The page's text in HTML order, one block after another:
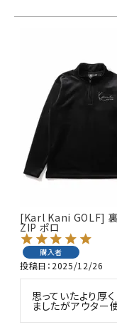
キーワードから
価格から探す
並び順
[Karl Kani GOLF] 裏
ZIP ポロ
購入者
投稿日 2025/12/26
思っていたより厚
ましたがアウター